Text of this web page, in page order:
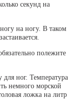
секунд на
на ногу. В таком
полежите
ног. Температура
немного морской
ложка на литр